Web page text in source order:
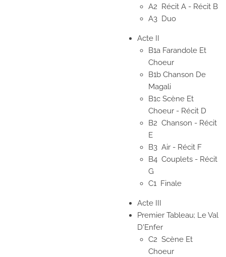
A2
Récit A - Récit B
A3 Duo
Acte II
B1a Farandole Et
Choeur
B1b Chanson De
Magali
B1c Scène Et
Choeur - Récit D
B2 Chanson - Récit
E
B3 Air - Récit F
B4 Couplets - Récit
G
C1 Finale
Acte III
Premier Tableau; Le Val
D'Enfer
C2 Scène Et
Choeur